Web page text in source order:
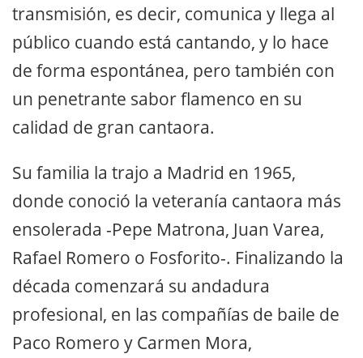
transmisión, es decir, comunica y llega al
público cuando está cantando, y lo hace
de forma espontánea, pero también con
un penetrante sabor flamenco en su
calidad de gran cantaora.
Su familia la trajo a Madrid en 1965,
donde conoció la veteranía cantaora más
ensolerada -Pepe Matrona, Juan Varea,
Rafael Romero o Fosforito-. Finalizando la
década comenzará su andadura
profesional, en las compañías de baile de
Paco Romero y Carmen Mora,